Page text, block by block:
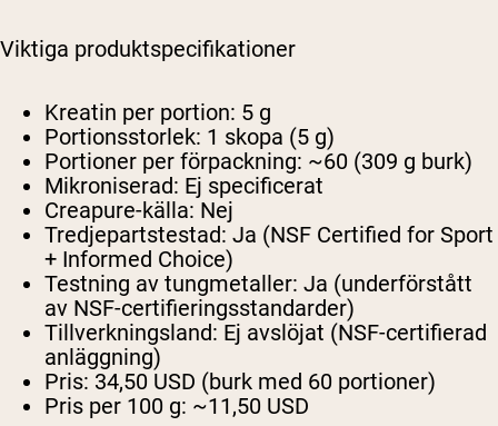
Viktiga produktspecifikationer
Kreatin per portion: 5 g
Portionsstorlek: 1 skopa (5 g)
Portioner per förpackning: ~60 (309 g burk)
Mikroniserad: Ej specificerat
Creapure-källa: Nej
Tredjepartstestad: Ja (NSF Certified for Sport
+ Informed Choice)
Testning av tungmetaller: Ja (underförstått
av NSF-certifieringsstandarder)
Tillverkningsland: Ej avslöjat (NSF-certifierad
anläggning)
Pris: 34,50 USD (burk med 60 portioner)
Pris per 100 g: ~11,50 USD